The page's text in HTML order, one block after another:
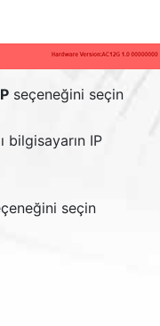
seçeneğini seçin
bilgisayarın IP
seçin